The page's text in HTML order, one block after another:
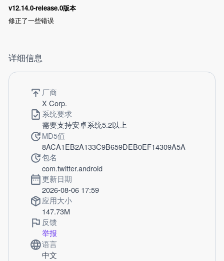
v12.14.0-release.0版本
修正了一些错误
详细信息
厂商
X Corp.
系统要求
需要支持安卓系统5.2以上
MD5值
8ACA1EB2A133C9B659DEB0EF14309A5A
包名
com.twitter.android
更新日期
2026-08-06 17:59
应用大小
147.73M
反馈
举报
语言
中文